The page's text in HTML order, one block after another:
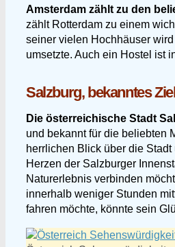
Amsterdam zählt zu den
zählt Rotterdam zu einem
seiner vielen Hochhäuser
umsetzte. Auch ein Hostel ist
Salzburg, bekanntes
Die österreichische Stadt
und bekannt für die beliebten
herrlichen Blick über die
Herzen der Salzburger
Naturerlebnis verbinden
innerhalb weniger Stunden
fahren möchte, könnte sein